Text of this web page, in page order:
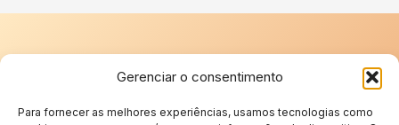
Gerenciar o consentimento
Para fornecer as melhores experiências, usamos tecnologias como
Redes Sociais